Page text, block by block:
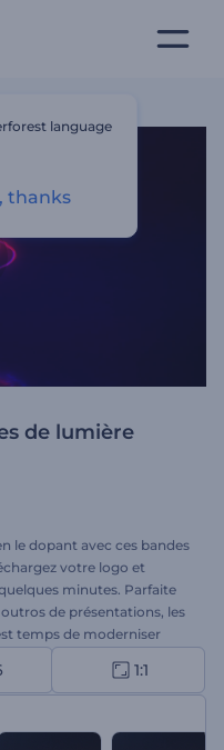
de lumière
le dopant avec ces bandes
votre logo et
minutes. Parfaite
de présentations, les
temps de moderniser
du logo "Traces de
1:1
language
thanks